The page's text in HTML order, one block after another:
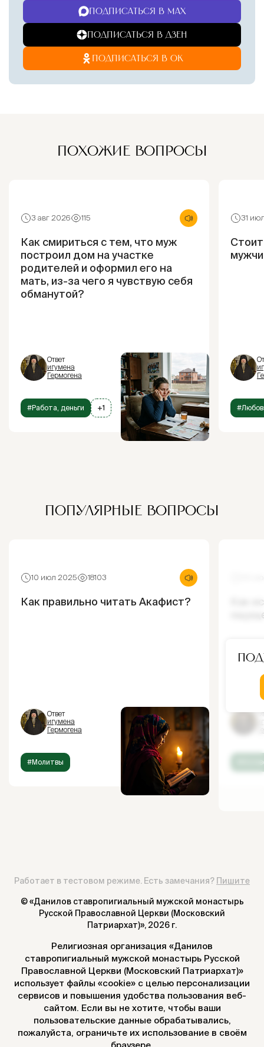
ПОДПИСАТЬСЯ В MAX
ПОДПИСАТЬСЯ В ДЗЕН
ПОДПИСАТЬСЯ В ОК
ПОХОЖИЕ ВОПРОСЫ
3 авг 2026 115
Как смириться с тем, что муж
построил дом на участке
родителей и оформил его на
мать, из-за чего я чувствую себя
обманутой?
Ответ
игумена
Гермогена
#Работа, деньги +1
31
ПОПУЛЯРНЫЕ ВОПРОСЫ
10 июл 2025 18103
Как правильно читать Акафист?
Ответ
игумена
Гермогена
#Молитвы
Как
Работает в тестовом режиме. Есть замечания? Пишите
© «Данилов ставропигиальный мужской монастырь
Русской Православной Церкви (Московский
Патриархат)», 2026 г.
Религиозная организация «Данилов
ставропигиальный мужской монастырь Русской
Православной Церкви (Московский Патриархат)»
использует файлы «cookie» с целью персонализации
сервисов и повышения удобства пользования веб-
сайтом. Если вы не хотите, чтобы ваши
пользовательские данные обрабатывались,
пожалуйста, ограничьте их использование в своём